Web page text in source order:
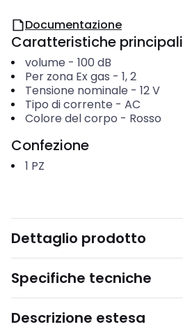
Documentazione
Caratteristiche principali
volume - 100 dB
Per zona Ex gas - 1, 2
Tensione nominale - 12V
Tipo di corrente - AC
Colore del corpo - Rosso
Confezione
1 PZ
Dettaglio prodotto
Specifiche tecniche
Descrizione estesa